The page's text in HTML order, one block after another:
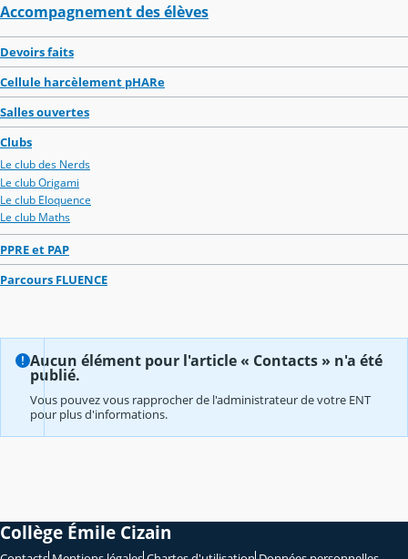
Accompagnement des élèves
Devoirs faits
Cellule harcèlement pHARe
Salles ouvertes
Clubs
Le club des Nerds
Le club Origami
Le club Eloquence
Le club Maths
PPRE et PAP
Parcours FLUENCE
Aucun élément pour l'article « Contacts » n'a été
publié.
Vous pouvez vous rapprocher de l'administrateur de votre ENT
pour plus d'informations.
Collège Émile Cizain